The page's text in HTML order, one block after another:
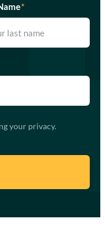
*
your privacy.